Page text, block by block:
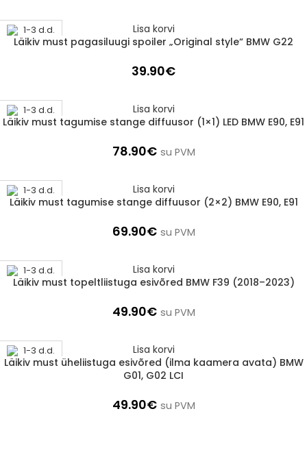
1-3 d.d.
Lisa korvi
Läikiv must pagasiluugi spoiler „Original style“ BMW G22
39.90€
1-3 d.d.
Lisa korvi
Läikiv must tagumise stange diffuusor (1×1) LED BMW E90, E91
78.90€ su PVM
1-3 d.d.
Lisa korvi
Läikiv must tagumise stange diffuusor (2×2) BMW E90, E91
69.90€ su PVM
1-3 d.d.
Lisa korvi
Läikiv must topeltliistuga esivõred BMW F39 (2018–2023)
49.90€ su PVM
1-3 d.d.
Lisa korvi
Läikiv must üheliistuga esivõred (ilma kaamera avata) BMW
G01, G02 LCI
49.90€ su PVM